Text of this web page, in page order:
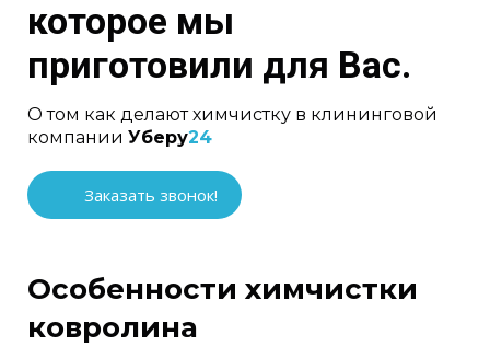
которое мы
приготовили для Вас.
О том как делают химчистку в клининговой
компании Уберу24
Заказать звонок!
Особенности химчистки
ковролина